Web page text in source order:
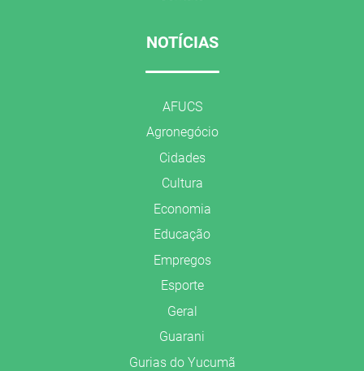
NOTÍCIAS
AFUCS
Agronegócio
Cidades
Cultura
Economia
Educação
Empregos
Esporte
Geral
Guarani
Gurias do Yucumã